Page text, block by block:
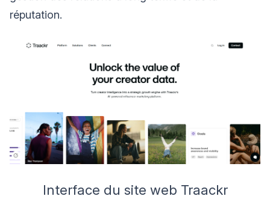
réputation.
Interface du site web Traackr